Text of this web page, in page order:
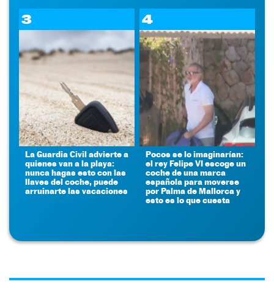
3
La Guardia Civil advierte a
quienes van a la playa:
nunca hagas esto con las
llaves del coche, puede
arruinarte las vacaciones
4
Pocos se lo imaginarían:
el rey Felipe VI escoge un
coche de una marca
española para moverse
por Palma de Mallorca y
esto es lo que cuesta